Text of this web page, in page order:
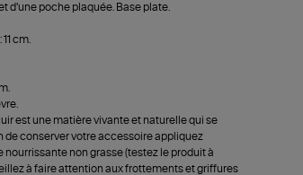
d'une poche plaquée. Base plate.
cm.
est une matière vivante et naturelle qui se
de conserver votre accessoire appliquez
non grasse (testez le produit à
à faire attention aux frottements et griffures